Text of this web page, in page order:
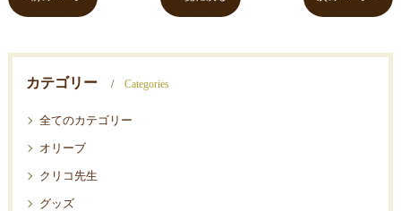
カテゴリー Categories
全てのカテゴリー
オリーブ
クリコ先生
グッズ